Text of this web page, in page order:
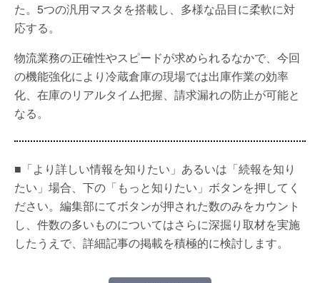
た。5つの汎用マスタを搭載し、多様な品目に柔軟に対
応する。
物流業務の正確性やスピードが求められるなかで、今回
の機能強化により冷蔵倉庫の現場では出庫作業の効率
化、在庫のリアルタイム把握、請求漏れの防止が可能と
なる。
■「より詳しい情報を知りたい」あるいは「続報を知り
たい」場合、下の「もっと知りたい」ボタンを押してく
ださい。編集部にてボタンが押された数のみをカウント
し、件数の多いものについてはさらに深掘り取材を実施
したうえで、詳細記事の掲載を積極的に検討します。